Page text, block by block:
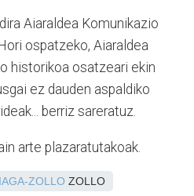
Aiaraldea Komunikazio
ospatzeko, Aiaraldea
historikoa osatzeari ekin
ez dauden aspaldiko
berriz sareratuz.
arte plazaratutakoak.
ZOLLO ZOLLO